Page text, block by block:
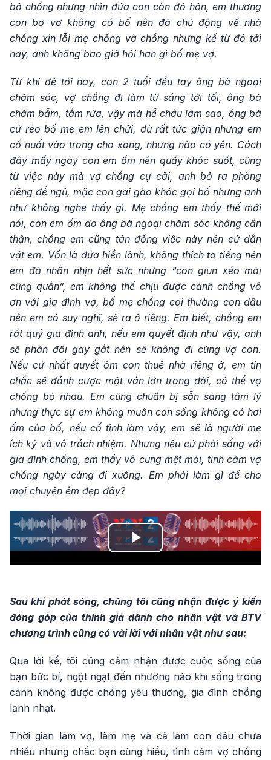
bỏ chồng nhưng nhìn đứa con còn đỏ hỏn, em thương
con bơ vơ không có bố nên đã chủ động về nhà
chồng xin lỗi mẹ chồng và chồng nhưng kể từ đó tới
nay, anh không bao giờ hỏi han gì bố mẹ vợ.
Từ khi đẻ tới nay, con 2 tuổi đều tay ông bà ngoại
chăm sóc, vợ chồng đi làm từ sáng tới tối, ông bà
chăm bẵm, tắm rửa, vậy mà hễ cháu làm sao, ông bà
cứ réo bố mẹ em lên chửi, dù rất tức giận nhưng em
cố nuốt vào trong cho xong, nhưng nào có yên. Cách
đây mấy ngày con em ốm nên quấy khóc suốt, cũng
từ việc này mà vợ chồng cự cãi, anh bỏ ra phòng
riêng để ngủ, mặc con gái gào khóc gọi bố nhưng anh
như không nghe thấy gì. Mẹ chồng em thấy thế mới
nói, con em ốm do ông bà ngoại chăm sóc không cẩn
thận, chồng em cũng tán đồng việc này nên cứ dằn
vặt em. Vốn là đứa hiền lành, không thích to tiếng nên
em đã nhẫn nhịn hết sức nhưng “con giun xéo mãi
cũng quằn”, em không thể chịu được cảnh chồng vô
ơn với gia đình vợ, bố mẹ chồng coi thường con dâu
nên em có suy nghĩ, sẽ ra ở riêng. Em biết, chồng em
rất quý gia đình anh, nếu em quyết định như vậy, anh
sẽ phản đối gay gắt nên sẽ không đi cùng vợ con.
Nếu cứ nhất quyết ôm con thuê nhà riêng ở, em tin
chắc sẽ đánh cược một ván lớn trong đời, có thể vợ
chồng bỏ nhau. Em cũng chuẩn bị sẵn sàng tâm lý
nhưng thực sự em không muốn con sống không có hơi
ấm của bố, nếu cố tình làm vậy, em sẽ là người mẹ
ích kỷ và vô trách nhiệm. Nhưng nếu cứ phải sống với
gia đình chồng, em thấy vô cùng mệt mỏi, tình cảm vợ
chồng ngày càng đi xuống. Em phải làm gì để cho
mọi chuyện êm đẹp đây?
Play
Sau khi phát sóng, chúng tôi cũng nhận được ý kiến
đóng góp của thính giả dành cho nhân vật và BTV
chương trình cũng có vài lời với nhân vật như sau:
Qua lời kể, tôi cũng cảm nhận được cuộc sống của
bạn bức bí, ngột ngạt đến nhường nào khi sống trong
cảnh không được chồng yêu thương, gia đình chồng
lạnh nhạt.
Thời gian làm vợ, làm mẹ và cả làm con dâu chưa
nhiều nhưng chắc bạn cũng hiểu, tình cảm vợ chồng